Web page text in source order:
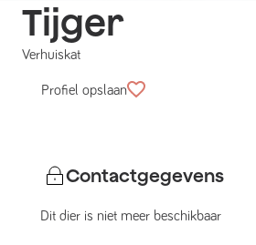
Tijger
Verhuiskat
Profiel opslaan
Contactgegevens
Dit dier is niet meer beschikbaar